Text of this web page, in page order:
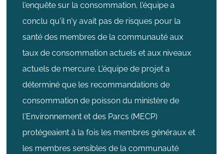
l'enquête sur la consommation, l'équipe a
conclu qu'il n'y avait pas de risques pour la
santé des membres de la communauté aux
taux de consommation actuels et aux niveaux
actuels de mercure. L'équipe de projet a
déterminé que les recommandations de
consommation de poisson du ministère de
l'Environnement et des Parcs (MECP)
protégeaient à la fois les membres généraux et
les membres sensibles de la communauté